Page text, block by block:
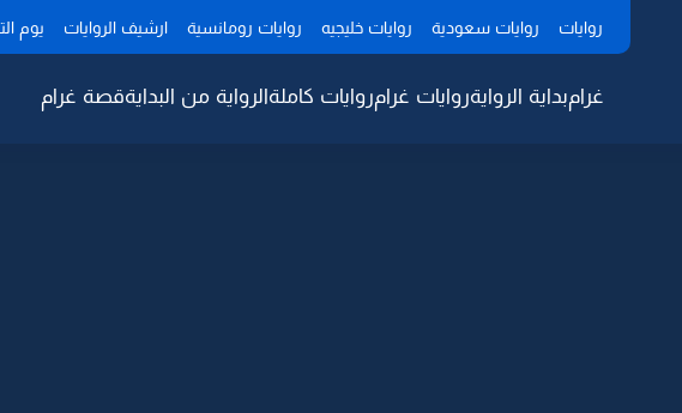
روايات روايات سعودية روايات خليجيه روايات رومانسية ارشيف الروايات يوم
غرامبداية الروايةروايات غرامروايات كاملةالرواية من البدايةقصة غرام